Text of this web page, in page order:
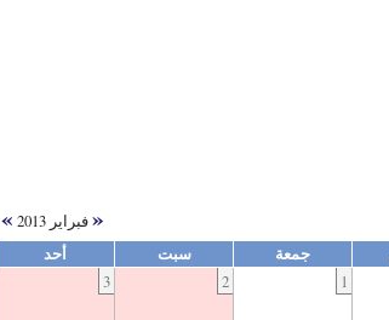
«فبراير 2013 »
جمعة سبت
أحد
1
2
3